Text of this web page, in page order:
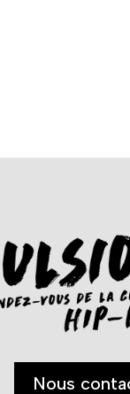
Nous